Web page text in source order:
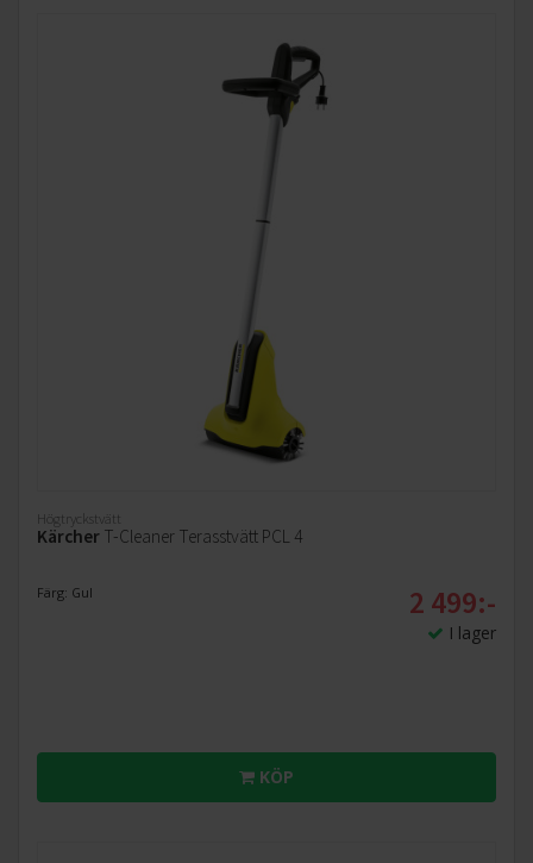
Högtryckstvätt
Kärcher T-Cleaner Terasstvätt PCL 4
Färg: Gul 2 499:-
I lager
KÖP